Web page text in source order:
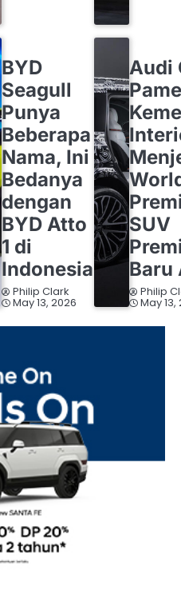
BYD
Seagull
Punya
Beberapa
Nama, Ini
Bedanya
dengan
BYD Atto
1 di
Indonesia
Philip Clark
May 13, 2026
Audi
SUV
Baru
Philip
May 13,